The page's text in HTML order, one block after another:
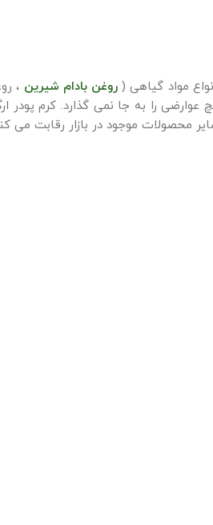
مواد گیاهی (روغن بادام شیرین ،
را به جا نمی گذارد. کرم پودر
محصولات موجود در بازار رقابت می